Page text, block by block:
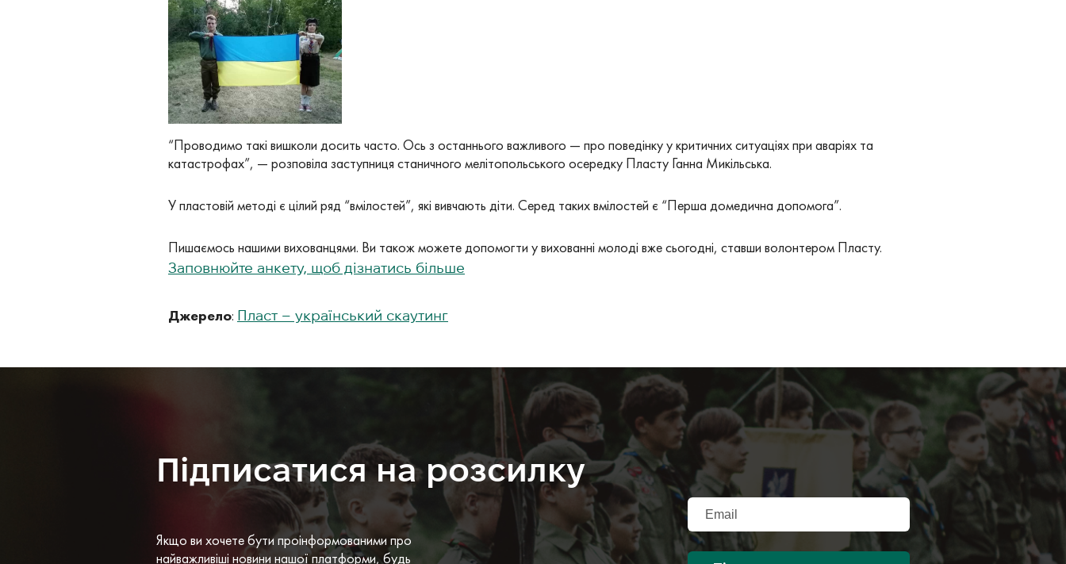
“Проводимо такі вишколи досить часто. Ось з останнього важливого — про поведінку у критичних ситуаціях при аваріях та
катастрофах”, — розповіла заступниця станичного мелітопольського осередку Пласту Ганна Микільська.
У пластовій методі є цілий ряд “вмілостей”, які вивчають діти. Серед таких вмілостей є “Перша домедична допомога”.
Пишаємось нашими вихованцями. Ви також можете допомогти у вихованні молоді вже сьогодні, ставши волонтером Пласту.
Заповнюйте анкету, щоб дізнатись більше
Джерело: Пласт – український скаутинг
Підписатися на розсилку
Якщо ви хочете бути проінформованими про
найважливіші новини нашої платформи, будь